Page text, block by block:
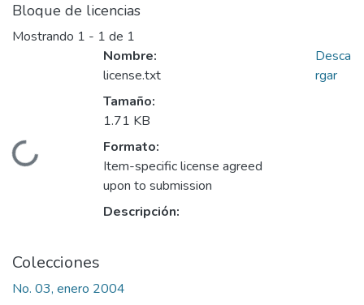
Bloque de licencias
Mostrando 1 - 1 de 1
Cargando...
Nombre:
license.txt
Tamaño:
1.71 KB
Formato:
Item-specific license agreed
upon to submission
Descripción:
Desca
rgar
Colecciones
No. 03, enero 2004